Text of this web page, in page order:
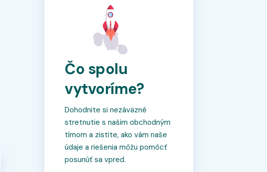
Čo spolu
vytvoríme?
Dohodnite si nezáväzné
stretnutie s našim obchodným
tímom a zistite, ako vám naše
údaje a riešenia môžu pomôcť
posunúť sa vpred.